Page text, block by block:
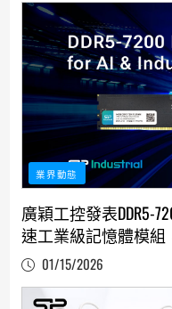
業界動態
廣穎工控發表DDR5-
速工業級記憶體模組
01/15/2026